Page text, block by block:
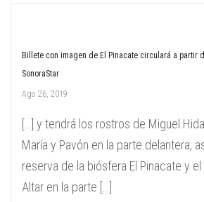
Billete con imagen de El Pinacate circulará a partir
SonoraStar
Ago 26, 2019
[…] y tendrá los rostros de Miguel
María y Pavón en la parte delantera,
reserva de la biósfera El Pinacate y
Altar en la parte […]